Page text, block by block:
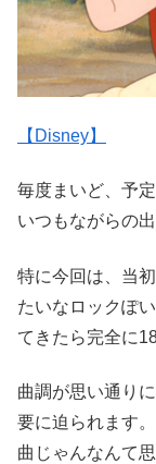
【Disney】
毎度まいど、予
いつもながらの
特に今回は、当
たいなロックぽ
てきたら完全に
曲調が思い通り
要に迫られます
曲じゃんなんて